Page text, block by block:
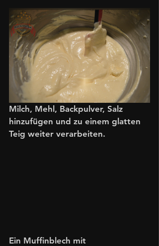
Milch, Mehl, Backpulver, Salz
hinzufügen und zu einem glatten
Teig weiter verarbeiten.
Ein Muffinblech mit